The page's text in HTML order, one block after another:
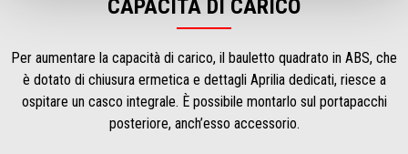
CAPACITÀ DI CARICO
Per aumentare la capacità di carico, il bauletto quadrato in ABS, che
è dotato di chiusura ermetica e dettagli Aprilia dedicati, riesce a
ospitare un casco integrale. È possibile montarlo sul portapacchi
posteriore, anch’esso accessorio.